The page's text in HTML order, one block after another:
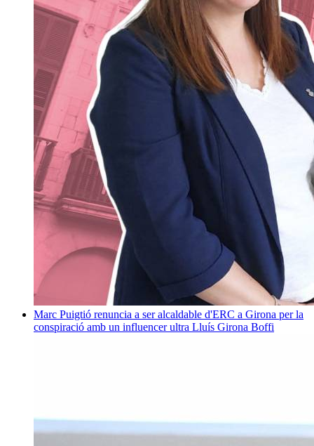
Marc Puigtió renuncia a ser alcaldable d'ERC a Girona per la
conspiració amb un influencer ultra Lluís Girona Boffi